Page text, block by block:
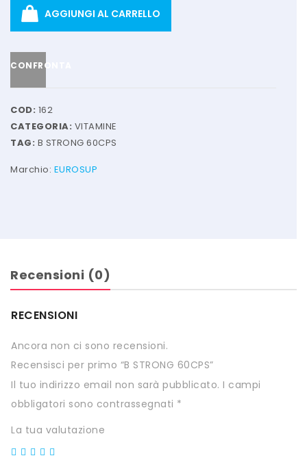
BIOTECH USA
ETHICSPORT
KEFORMA
NATIVA INTEGRATORI
NATURAL POINT
PRO NUTRITION
PROLABS
RI.MA BENESSERE
AGGIUNGI AL CARRELLO
CONFRONTA
COD: 162
CATEGORIA: VITAMINE
TAG: B STRONG 60CPS
Marchio: EUROSUP
Recensioni (0)
RECENSIONI
Ancora non ci sono recensioni.
Recensisci per primo “B STRONG 60CPS”
Il tuo indirizzo email non sarà pubblicato. I campi
obbligatori sono contrassegnati *
La tua valutazione